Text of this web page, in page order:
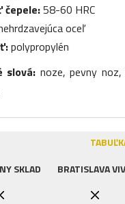
čepele:58-60 HRC
oceľ
polypropylén
slová: noze, pevny
SKLAD
BRATISLAVA